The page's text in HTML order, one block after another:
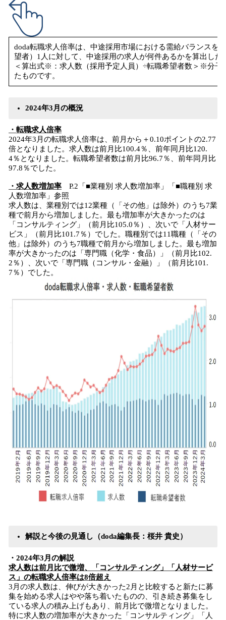
す
doda転職求人倍率は、中途採用市場における需給バランスを
望者）1人に対して、中途採用の求人が何件あるかを算出した
＜算出式※：求人数（採用予定人員）÷転職希望者数＞※分子
たものです。
2024年3月の概況
・転職求人倍率
2024年3月の転職求人倍率は、前月から＋0.10ポイントの2.77
倍となりました。求人数は前月比100.4％、前年同月比120.
4％となりました。転職希望者数は前月比96.7％、前年同月比
97.8％でした。
・求人数増加率 P.2「■業種別 求人数増加率」「■職種別 求
人数増加率」参照
求人数は、業種別では12業種（「その他」は除外）のうち7業
種で前月から増加しました。最も増加率が大きかったのは
「コンサルティング」（前月比105.0％）、次いで「人材サー
ビス」（前月比101.7％）でした。職種別では11職種（「その
他」は除外）のうち7職種で前月から増加しました。最も増加
率が大きかったのは「専門職（化学・食品）」（前月比102.
2％）、次いで「専門職（コンサル・金融）」（前月比101.
7％）でした。
解説と今後の見通し（doda編集長：桜井 貴史）
・2024年3月の解説
求人数は前月比で微増、「コンサルティング」「人材サービ
ス」の転職求人倍率は8倍超え
3月の求人数は、伸びが大きかった2月と比較すると新たに募
集を始める求人はやや落ち着いたものの、引き続き募集をし
ている求人の積み上げもあり、前月比で微増となりました。
特に求人数の増加率が大きかった「コンサルティング」「人